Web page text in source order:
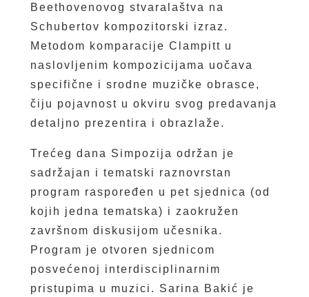
Beethovenovog stvaralaštva na
Schubertov kompozitorski izraz.
Metodom komparacije Clampitt u
naslovljenim kompozicijama uočava
specifične i srodne muzičke obrasce,
čiju pojavnost u okviru svog predavanja
detaljno prezentira i obrazlaže.
Trećeg dana Simpozija održan je
sadržajan i tematski raznovrstan
program raspoređen u pet sjednica (od
kojih jedna tematska) i zaokružen
završnom diskusijom učesnika.
Program je otvoren sjednicom
posvećenoj interdisciplinarnim
pristupima u muzici. Sarina Bakić je